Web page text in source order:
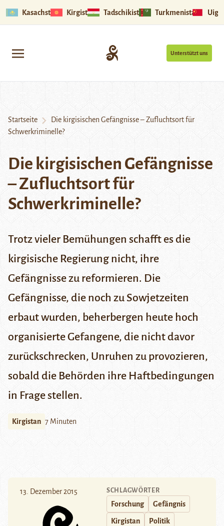
Kasachstan Kirgistan Tadschikistan Turkmenistan
Unterstützt uns
Startseite
Die kirgisischen Gefängnisse – Zufluchtsort für
Schwerkriminelle?
Die kirgisischen Gefängnisse
– Zufluchtsort für
Schwerkriminelle?
Trotz vieler Bemühungen schafft es die
kirgisische Regierung nicht, ihre
Gefängnisse zu reformieren. Die
Gefängnisse, die noch zu Sowjetzeiten
erbaut wurden, beherbergen heute hoch
organisierte Gefangene, die nicht davor
zurückschrecken, Unruhen zu provozieren,
sobald die Behörden ihre Haftbedingungen
in Frage stellen.
Kirgistan 7 Minuten
13. Dezember 2015 SCHLAGWÖRTER
Forschung Gefängnis
Kirgistan Politik